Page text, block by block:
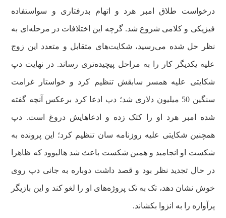
درخواست طلاق امبر هرد و اتهام بدرفتاری و سواستفاده
فیزیکی و کلامی شروع شد. گرچه این اختلافات در مرحله‌ای به
نظر حل شده می‌رسید، شکایت‌های متقابل و متعدد این زوج
علیه یکدیگر کار را به مراحل پیچیده‌تری رساند. در نهایت دپ
شکایتی علیه همسر سابقش تنظیم کرد و خواستار غرامت
سنگین 50 میلیون دلاری شد؛ دپ ادعا کرد برعکس آنچه گفته
شده امبر هرد او را کتک زده و ادعاهایش دروغ است. دپ
همچنین شکایتی علیه روزنامه سان تنظیم کرد؛ این پرونده به
شکست او انجامید و همین شکست باعث شد هالیوود که ظاهرا
در حال تجدید نظر بود و قصد داشت دوباره به جانی دپ روی
خوش نشان دهد، تک به تک پروژه‌های او را لغو کند و این بازیگر
پرآوازه را به انزوا بکشاند.